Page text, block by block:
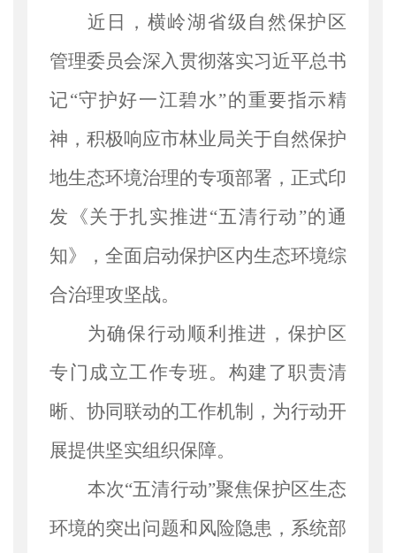
近日，横岭湖省级自然保护区
管理委员会深入贯彻落实习近平总书
记“守护好一江碧水”的重要指示精
神，积极响应市林业局关于自然保护
地生态环境治理的专项部署，正式印
发《关于扎实推进“五清行动”的通
知》，全面启动保护区内生态环境综
合治理攻坚战。
为确保行动顺利推进，保护区
专门成立工作专班。构建了职责清
晰、协同联动的工作机制，为行动开
展提供坚实组织保障。
本次“五清行动”聚焦保护区生态
环境的突出问题和风险隐患，系统部